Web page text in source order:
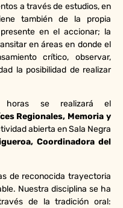
a través de estudios, en
también de la propia
en el accionar; la
en áreas en donde el
crítico, observar,
la posibilidad de realizar
se realizará el
Regionales, Memoria y
abierta en Sala Negra
Coordinadora del
de reconocida trayectoria
Nuestra disciplina se ha
de la tradición oral: